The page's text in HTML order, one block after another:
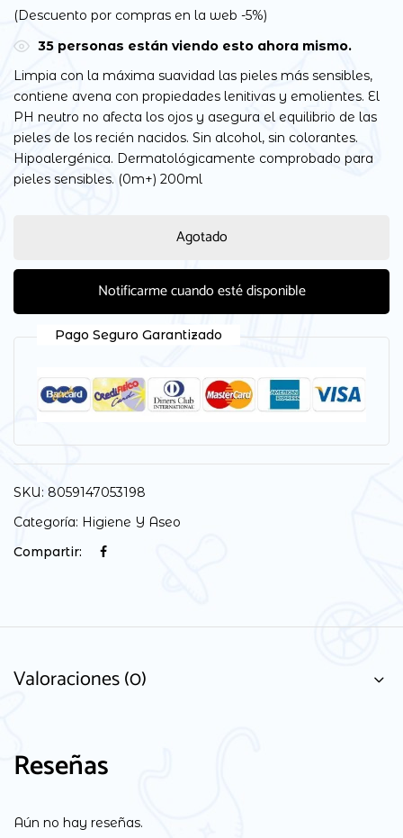
(Descuento por compras en la web -5%)
35 personas están viendo esto ahora mismo.
Limpia con la máxima suavidad las pieles más sensibles,
contiene avena con propiedades lenitivas y emolientes. El
PH neutro no afecta los ojos y asegura el equilibrio de las
pieles de los recién nacidos. Sin alcohol, sin colorantes.
Hipoalergénica. Dermatológicamente comprobado para
pieles sensibles. (0m+) 200ml
Agotado
Notificarme cuando esté disponible
Pago Seguro Garantizado
SKU: 8059147053198
Categoría: Higiene Y Aseo
Compartir:
Valoraciones (0)
Reseñas
Aún no hay reseñas.